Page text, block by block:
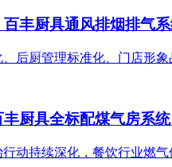
丰厨具通风排烟排气
后厨管理标准化、门店形
厨具全标配煤气房系
动持续深化，餐饮行业燃